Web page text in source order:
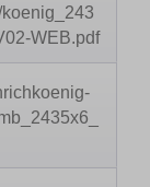
WEB.pdf